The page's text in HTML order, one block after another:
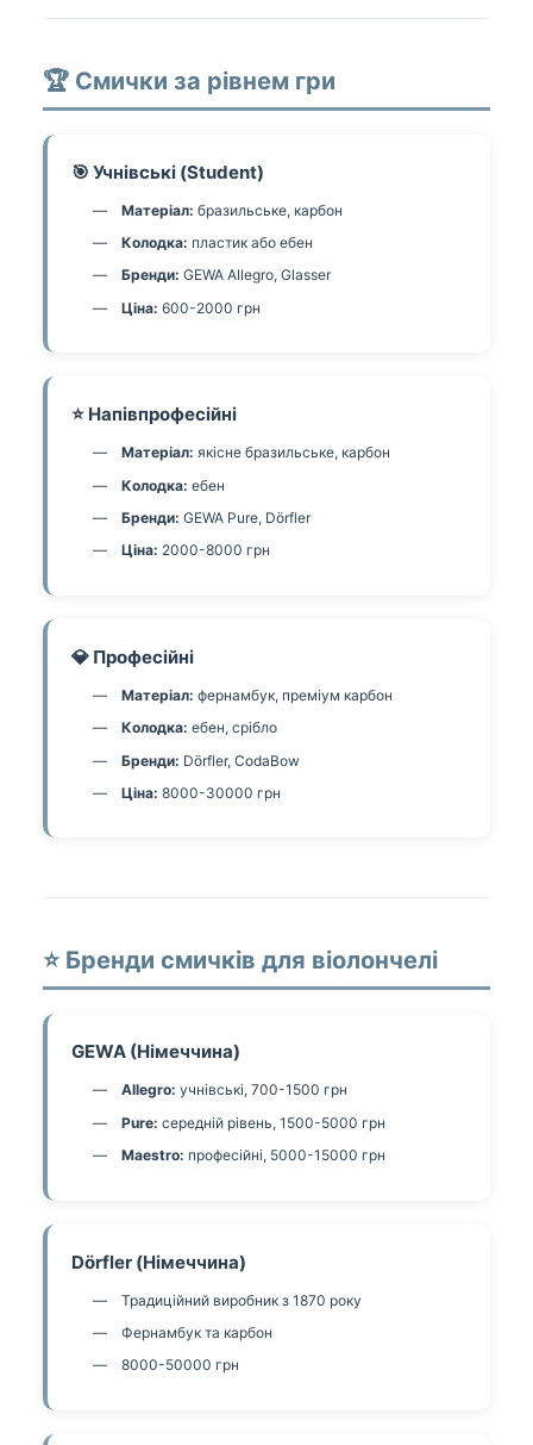
🏆 Смички за рівнем гри
🎯 Учнівські (Student)
Матеріал: бразильське, карбон
Колодка: пластик або ебен
Бренди: GEWA Allegro, Glasser
Ціна: 600-2000 грн
⭐ Напівпрофесійні
Матеріал: якісне бразильське, карбон
Колодка: ебен
Бренди: GEWA Pure, Dörfler
Ціна: 2000-8000 грн
💎 Професійні
Матеріал: фернамбук, преміум карбон
Колодка: ебен, срібло
Бренди: Dörfler, CodaBow
Ціна: 8000-30000 грн
⭐ Бренди смичків для віолончелі
GEWA (Німеччина)
Allegro: учнівські, 700-1500 грн
Pure: середній рівень, 1500-5000 грн
Maestro: професійні, 5000-15000 грн
Dörfler (Німеччина)
Традиційний виробник з 1870 року
Фернамбук та карбон
8000-50000 грн